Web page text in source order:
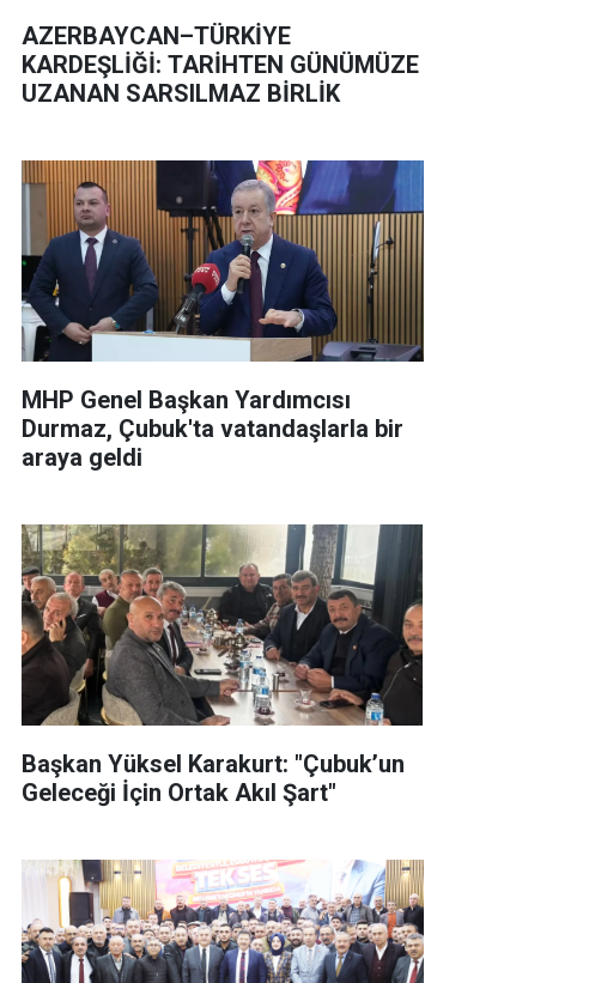
AZERBAYCAN–TÜRKİYE
KARDEŞLİĞİ: TARİHTEN GÜNÜMÜZE
UZANAN SARSILMAZ BİRLİK
MHP Genel Başkan Yardımcısı
Durmaz, Çubuk'ta vatandaşlarla bir
araya geldi
Başkan Yüksel Karakurt: "Çubuk’un
Geleceği İçin Ortak Akıl Şart"